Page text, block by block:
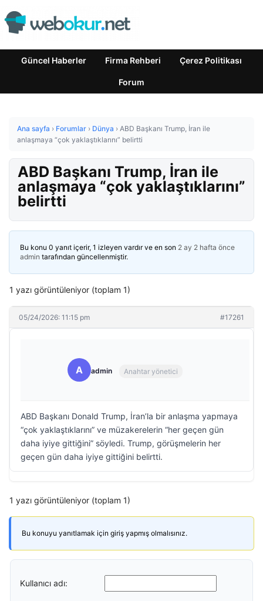
Güncel Haberler Firma Rehberi Çerez Politikası
Forum
Ana sayfa › Forumlar › Dünya › ABD Başkanı Trump, İran ile
anlaşmaya “çok yaklaştıklarını” belirtti
ABD Başkanı Trump, İran ile
anlaşmaya “çok yaklaştıklarını”
belirtti
Bu konu 0 yanıt içerir, 1 izleyen vardır ve en son 2 ay 2 hafta önce
admin tarafından güncellenmiştir.
1 yazı görüntüleniyor (toplam 1)
05/24/2026: 11:15 pm #17261
A admin Anahtar yönetici
ABD Başkanı Donald Trump, İran’la bir anlaşma yapmaya
“çok yaklaştıklarını” ve müzakerelerin “her geçen gün
daha iyiye gittiğini” söyledi. Trump, görüşmelerin her
geçen gün daha iyiye gittiğini belirtti.
1 yazı görüntüleniyor (toplam 1)
Bu konuyu yanıtlamak için giriş yapmış olmalısınız.
Kullanıcı adı: